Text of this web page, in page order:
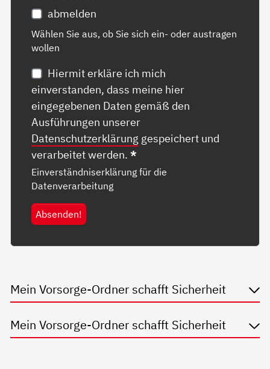
abmelden
Wählen Sie aus, ob Sie sich ein- oder austragen
wollen
Hiermit erkläre ich mich
einverstanden, dass meine hier
eingegebenen Daten gemäß den
Ausführungen unserer
Datenschutzerklärung gespeichert und
verarbeitet werden.*
Einverständniserklärung für die
Datenverarbeitung
Absenden!
Mein Vorsorge-Ordner schafft Sicherheit
Mein Vorsorge-Ordner schafft Sicherheit